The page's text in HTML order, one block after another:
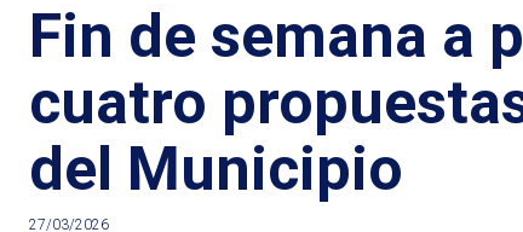
Fin de semana a
cuatro
del Municipio
27/03/2026